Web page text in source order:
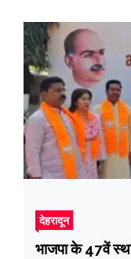
देहरादून
भाजपा के 47वें